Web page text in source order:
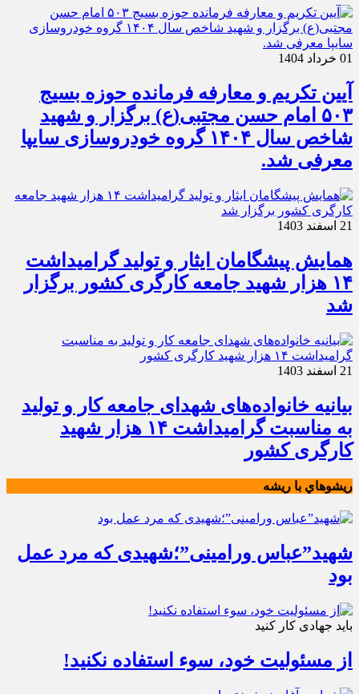
01 خرداد 1404
آیین تکریم و معارفه فرمانده حوزه بسیج
۵۰۳ امام حسن مجتبی(ع) برگزار و شهید
شاخص سال ۱۴۰۴ گروه خودروسازی سایپا
معرفی شد.
21 اسفند 1403
همایش پیشگامان ایثار و تولید گرامیداشت
۱۴ هزار شهید جامعه کارگری کشور برگزار
شد
21 اسفند 1403
بیانیه خانواده‌های شهدای جامعه کار و تولید
به مناسبت گرامیداشت ۱۴ هزار شهید
کارگری کشور
ريشوهاي با ريشه
شهید”عباس ورامینی”؛شهیدی که مرد عمل
بود
باید جهادی کار کنید
از مسئولیت خود، سوء استفاده نکنید!